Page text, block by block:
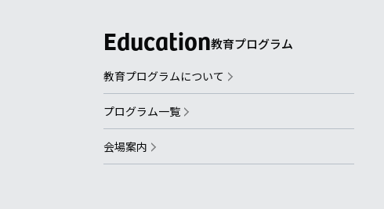
教育プログラム
教育プログラムについて
プログラム一覧
会場案内